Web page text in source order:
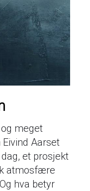
meget
Aarset
et prosjekt
atmosfære
hva betyr